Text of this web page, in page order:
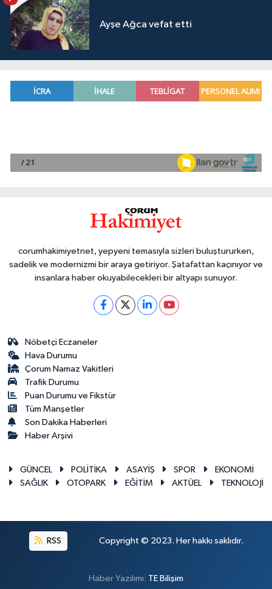
Ayşe Ağca vefat etti
corumhakimiyetnet, yepyeni temasıyla sizleri buluştururken,
sadelik ve modernizmi bir araya getiriyor. Şatafattan kaçınıyor ve
insanlara haber okuyabilecekleri bir altyapı sunuyor.
Nöbetçi Eczaneler
Hava Durumu
Çorum Namaz Vakitleri
Trafik Durumu
Puan Durumu ve Fikstür
Tüm Manşetler
Son Dakika Haberleri
Haber Arşivi
GÜNCEL POLİTİKA ASAYİŞ SPOR
EKONOMİ
SAĞLIK
OTOPARK EĞİTİM AKTÜEL TEKNOLOJİ
RSS Copyright © 2023. Her hakkı saklıdır.
Haber Yazılımı: TE Bilişim